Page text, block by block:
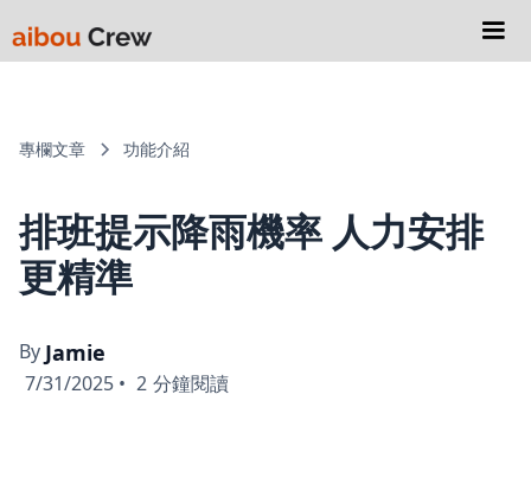
專欄文章 功能介紹
排班提示降雨機率 人力安排
更精準
By Jamie
7/31/2025 • 2 分鐘閱讀